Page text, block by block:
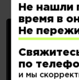
Не нашли
время в
Не
по
и мы